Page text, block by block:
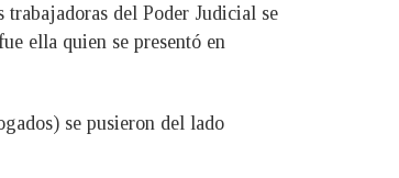
del Poder Judicial se
ella quien se presentó en
se pusieron del lado